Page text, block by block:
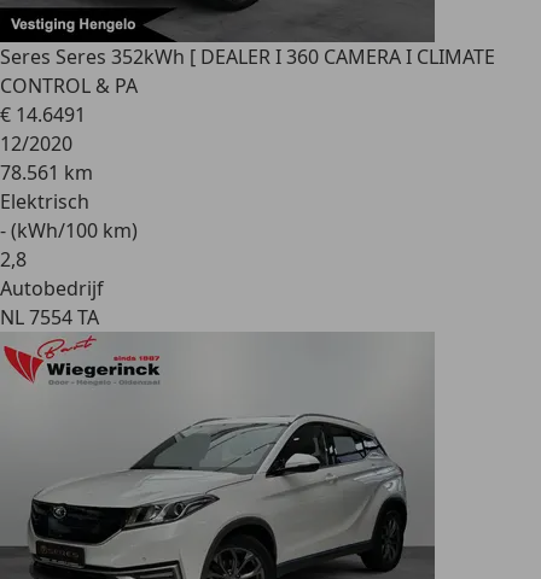
Seres Seres 352kWh [ DEALER I 360 CAMERA I CLIMATE
CONTROL & PA
€ 14.6491
12/2020
78.561 km
Elektrisch
- (kWh/100 km)
2,8
Autobedrijf
NL 7554 TA